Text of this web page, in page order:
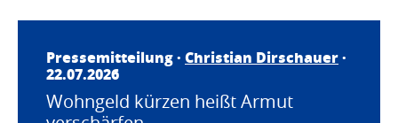
Pressemitteilung · Christian Dirschauer·
22.07.2026
Wohngeld kürzen heißt Armut